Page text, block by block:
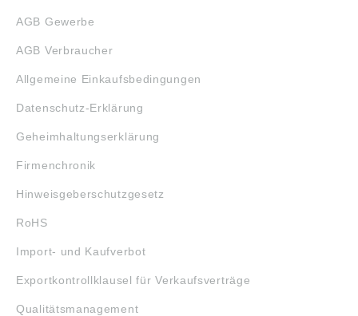
AGB Gewerbe
AGB Verbraucher
Allgemeine Einkaufsbedingungen
Datenschutz-Erklärung
Geheimhaltungserklärung
Firmenchronik
Hinweisgeberschutzgesetz
RoHS
Import- und Kaufverbot
Exportkontrollklausel für Verkaufsverträge
Qualitätsmanagement